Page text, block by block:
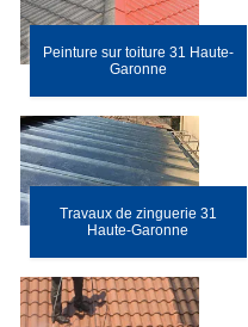
Peinture sur toiture 31 Haute-
Garonne
Travaux de zinguerie 31
Haute-Garonne